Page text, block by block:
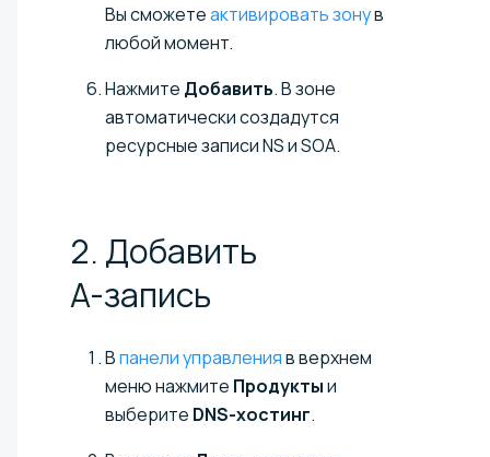
Вы cможетеактивировать зонув
любой момент.
Нажмите Добавить. В зоне
автоматически создадутся
ресурсные записи NS и SOA.
2. Добавить
A-запись
Впанели управленияв верхнем
меню нажмите Продуктыи
выберите DNS-хостинг.